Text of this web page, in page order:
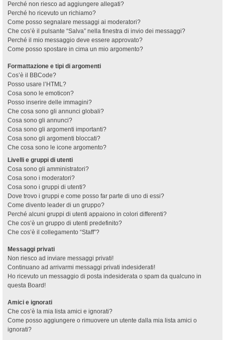
Perché non riesco ad aggiungere allegati?
Perché ho ricevuto un richiamo?
Come posso segnalare messaggi ai moderatori?
Che cos’è il pulsante “Salva” nella finestra di invio dei messaggi?
Perché il mio messaggio deve essere approvato?
Come posso spostare in cima un mio argomento?
Formattazione e tipi di argomenti
Cos’è il BBCode?
Posso usare l’HTML?
Cosa sono le emoticon?
Posso inserire delle immagini?
Che cosa sono gli annunci globali?
Cosa sono gli annunci?
Cosa sono gli argomenti importanti?
Cosa sono gli argomenti bloccati?
Che cosa sono le icone argomento?
Livelli e gruppi di utenti
Cosa sono gli amministratori?
Cosa sono i moderatori?
Cosa sono i gruppi di utenti?
Dove trovo i gruppi e come posso far parte di uno di essi?
Come divento leader di un gruppo?
Perché alcuni gruppi di utenti appaiono in colori differenti?
Che cos’è un gruppo di utenti predefinito?
Che cos’è il collegamento “Staff”?
Messaggi privati
Non riesco ad inviare messaggi privati!
Continuano ad arrivarmi messaggi privati indesiderati!
Ho ricevuto un messaggio di posta indesiderata o spam da qualcuno in
questa Board!
Amici e ignorati
Che cos’è la mia lista amici e ignorati?
Come posso aggiungere o rimuovere un utente dalla mia lista amici o
ignorati?